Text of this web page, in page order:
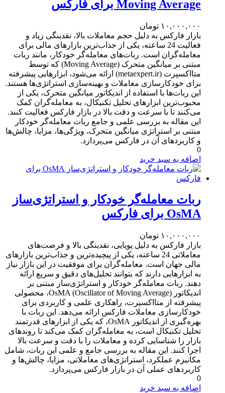
Moving Average برای فارکس
۱۰,۰۰۰,۰۰۰ تومان
بازار فارکس به دلیل حجم معاملات بالا، نقدینگی زیاد و
فعالیت 24 ساعته، یکی از جذاب‌ترین بازارهای مالی برای
معامله‌گران است. ربات‌های معامله‌گر خودکار، مانند ربات
مبتنی بر میانگین متحرک (Moving Average) که توسط
متااکسپرت (metaexpert.ir) ارائه می‌شود، ابزارهایی پیشرفته
برای خودکارسازی معاملات و بهینه‌سازی استراتژی‌ها هستند.
این ربات‌ها با استفاده از اندیکاتور میانگین متحرک، یکی از
محبوب‌ترین ابزارهای تحلیل تکنیکال، به معامله‌گران کمک
می‌کنند تا با سرعت و دقت بالا در بازار فارکس فعالیت کنند.
این مقاله به بررسی علمی و جامع ربات معامله‌گر خودکار
مبتنی بر استراتژی میانگین متحرک، ویژگی‌ها، مزایا، چالش‌ها
و کاربردهای آن در فارکس می‌پردازد.
0
اضافه به سبد خرید
ربات معامله‌گر خودکار و استراتژی‌ساز
OsMA برای فارکس
۱۰,۰۰۰,۰۰۰ تومان
بازار فارکس به دلیل پویایی، نقدینگی بالا و فرصت‌های
معاملاتی 24 ساعته، یکی از پیچیده‌ترین و جذاب‌ترین بازارهای
مالی جهان است. معامله‌گران برای موفقیت در این بازار نیاز
به ابزارهایی دارند که بتوانند تحلیل‌های دقیق و سریع ارائه
دهند. ربات معامله‌گر خودکار و استراتژی‌ساز مبتنی بر
اندیکاتور OsMA (Oscillator of Moving Average)، محصولی
پیشرفته از متااکسپرت، راهکاری علمی و کاربردی برای
خودکارسازی معاملات فارکس ارائه می‌دهد. این ربات با
بهره‌گیری از اندیکاتور OsMA، که یکی از ابزارهای قدرتمند
تحلیل تکنیکال است، به معامله‌گران کمک می‌کند تا روندهای
بازار را شناسایی کرده و معاملات را با دقت و سرعت بالا
اجرا کنند. این مقاله به بررسی جامع و علمی این ربات، شامل
مکانیزم عملکرد، استراتژی‌های معاملاتی، مزایا، چالش‌ها و
کاربردهای عملی آن در بازار فارکس می‌پردازد.
0
اضافه به سبد خرید